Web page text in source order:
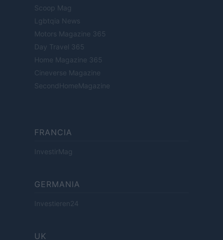
Scoop Mag
Lgbtqia News
Motors Magazine 365
Day Travel 365
Home Magazine 365
Cineverse Magazine
SecondHomeMagazine
FRANCIA
InvestirMag
GERMANIA
Investieren24
UK